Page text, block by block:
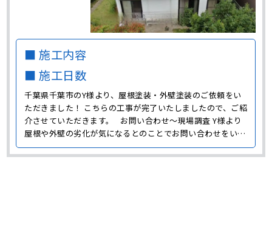
■ 施工内容
■ 施工日数
千葉県千葉市のY様より、屋根塗装・外壁塗装のご依頼をい
ただきました！ こちらの工事が完了いたしましたので、ご紹
介させていただきます。 お問い合わせ～現場調査 Y様より
屋根や外壁の劣化が気になるとのことでお問い合わせをいた
だいたので、まずは現場に伺い点検をおこないました。 白色
の外壁には黒い汚れが目立っており、美観が損なわれている